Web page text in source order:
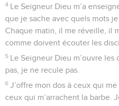
4 Le Seigneur Dieu m’a
que je sache avec quels mots
Chaque matin, il me réveille, il
comme doivent écouter les
5 Le Seigneur Dieu m’ouvre
pas, je ne recule pas.
6 J’offre mon dos à ceux qui
ceux qui m’arrachent la barbe.